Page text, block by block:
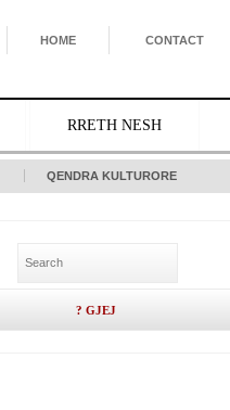
HOME CONTACT
RRETH NESH
QENDRA KULTURORE